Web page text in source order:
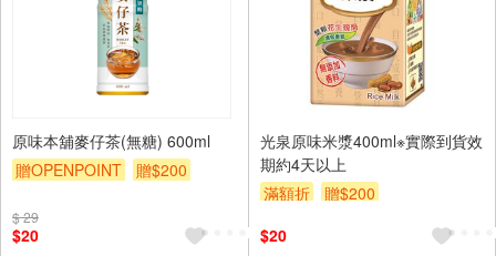
原味本舖麥仔茶(無糖) 600ml
贈OPENPOINT
贈$200
$ 29
$20
光泉原味米漿400ml※實際到貨效
期約4天以上
滿額折
贈$200
$20